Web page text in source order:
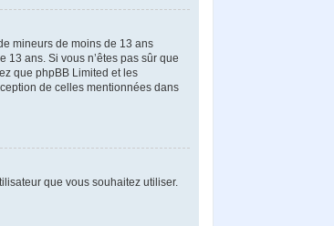
mineurs de moins de 13 ans
13 ans. Si vous n’êtes pas sûr que
que phpBB Limited et les
de celles mentionnées dans
que vous souhaitez utiliser.